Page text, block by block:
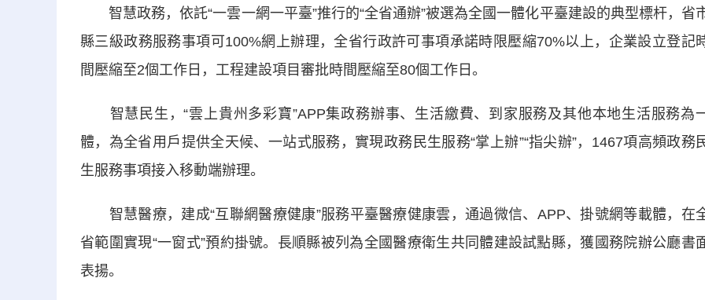
智慧政務，依託“一雲一網一平臺”推行的“全省通辦”被選為全國一體化平臺建設的典型標杆，省
縣三級政務服務事項可100%網上辦理，全省行政許可事項承諾時限壓縮70%以上，企業設立登記
間壓縮至2個工作日，工程建設項目審批時間壓縮至80個工作日。
智慧民生，“雲上貴州多彩寶”APP集政務辦事、生活繳費、到家服務及其他本地生活服務為
體，為全省用戶提供全天候、一站式服務，實現政務民生服務“掌上辦”“指尖辦”，1467項高頻政務
生服務事項接入移動端辦理。
智慧醫療，建成“互聯網醫療健康”服務平臺醫療健康雲，通過微信、APP、掛號網等載體，在
省範圍實現“一窗式”預約掛號。長順縣被列為全國醫療衛生共同體建設試點縣，獲國務院辦公廳書
表揚。